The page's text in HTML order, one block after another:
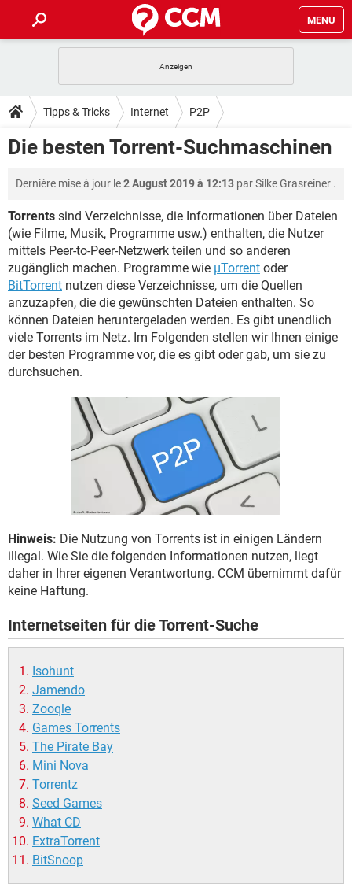
MENU
ANDROID IOS
WINDOWS 10 INSTAGRAM
TIPPS & TRICKS
SPIELE STREAMING
ANDROID IOS
WINDOWS 10 INSTAGRAM
WHATSAPP TIKTOK
FACEBOOK HARDWARE
DOWNLOADS
WINDOWS 10 INSTAGRAM
WHATSAPP TIKTOK
FACEBOOK HARDWARE
FORUM
SPIELE STREAMING
ANDROID IOS
WINDOWS 10 INSTAGRAM
WHATSAPP TIKTOK
FACEBOOK HARDWARE
LEXIKON
SPIELE STREAMING
ANDROID
WINDOWS 10 INSTAGRAM
WHATSAPP TIKTOK
FACEBOOK HARDWARE
Tipps & Tricks Internet P2P
Die besten Torrent-Suchmaschinen
Dernière mise à jour le2 August 2019 à 12:13 parSilke Grasreiner .
Torrents sind Verzeichnisse, die Informationen über Dateien
(wie Filme, Musik, Programme usw.) enthalten, die Nutzer
mittels Peer-to-Peer-Netzwerk teilen und so anderen
zugänglich machen. Programme wie µTorrent oder
BitTorrent nutzen diese Verzeichnisse, um die Quellen
anzuzapfen, die die gewünschten Dateien enthalten. So
können Dateien heruntergeladen werden. Es gibt unendlich
viele Torrents im Netz. Im Folgenden stellen wir Ihnen einige
der besten Programme vor, die es gibt oder gab, um sie zu
durchsuchen.
Hinweis: Die Nutzung von Torrents ist in einigen Ländern
illegal. Wie Sie die folgenden Informationen nutzen, liegt
daher in Ihrer eigenen Verantwortung. CCM übernimmt dafür
keine Haftung.
Internetseiten für die Torrent-Suche
Isohunt
Jamendo
Zooqle
Games Torrents
The Pirate Bay
Mini Nova
Torrentz
Seed Games
What CD
ExtraTorrent
BitSnoop